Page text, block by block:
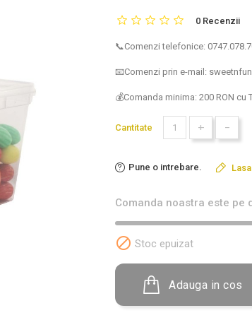
0 Recenzii
📞Comenzi telefonice:
📧Comenzi prin e-mail:
💰Comanda minima: 200 RON cu
Cantitate + -
Pune o intrebare.
Comanda noastra este pe
 Stoc epuizat
Adauga in cos